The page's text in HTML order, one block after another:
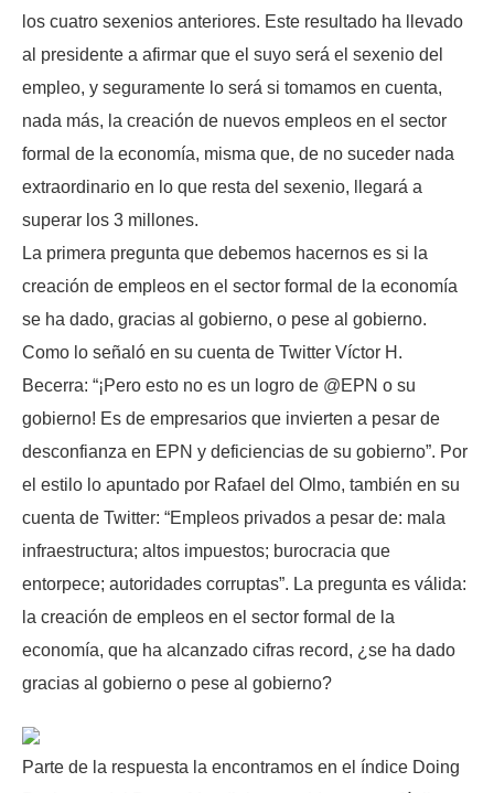
los cuatro sexenios anteriores. Este resultado ha llevado
al presidente a afirmar que el suyo será el sexenio del
empleo, y seguramente lo será si tomamos en cuenta,
nada más, la creación de nuevos empleos en el sector
formal de la economía, misma que, de no suceder nada
extraordinario en lo que resta del sexenio, llegará a
superar los 3 millones.
La primera pregunta que debemos hacernos es si la
creación de empleos en el sector formal de la economía
se ha dado, gracias al gobierno, o pese al gobierno.
Como lo señaló en su cuenta de Twitter Víctor H.
Becerra: “¡Pero esto no es un logro de @EPN o su
gobierno! Es de empresarios que invierten a pesar de
desconfianza en EPN y deficiencias de su gobierno”. Por
el estilo lo apuntado por Rafael del Olmo, también en su
cuenta de Twitter: “Empleos privados a pesar de: mala
infraestructura; altos impuestos; burocracia que
entorpece; autoridades corruptas”. La pregunta es válida:
la creación de empleos en el sector formal de la
economía, que ha alcanzado cifras record, ¿se ha dado
gracias al gobierno o pese al gobierno?
Parte de la respuesta la encontramos en el índice Doing